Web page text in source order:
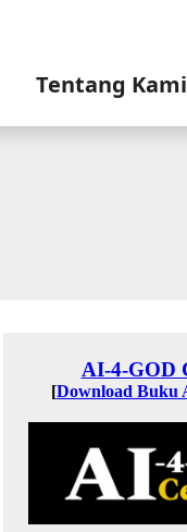
Tentang Kami